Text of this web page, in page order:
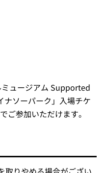
ュージアム Supported
ナソーパーク」入場チケ
ご参加いただけます。